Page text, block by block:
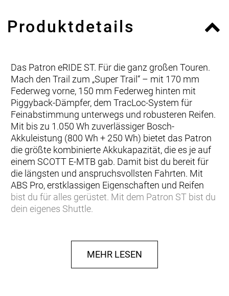
Produktdetails
Das Patron eRIDE ST. Für die ganz großen Touren.
Mach den Trail zum „Super Trail“ – mit 170 mm
Federweg vorne, 150 mm Federweg hinten mit
Piggyback-Dämpfer, dem TracLoc-System für
Feinabstimmung unterwegs und robusteren Reifen.
Mit bis zu 1.050 Wh zuverlässiger Bosch-
Akkuleistung (800 Wh + 250 Wh) bietet das Patron
die größte kombinierte Akkukapazität, die es je auf
einem SCOTT E-MTB gab. Damit bist du bereit für
die längsten und anspruchsvollsten Fahrten. Mit
ABS Pro, erstklassigen Eigenschaften und Reifen
bist du für alles gerüstet. Mit dem Patron ST bist du
dein eigenes Shuttle.
Hinweis: Fahrradspezifikationen können ohne
vorherige Ankündigung geändert werden.
MEHR LESEN